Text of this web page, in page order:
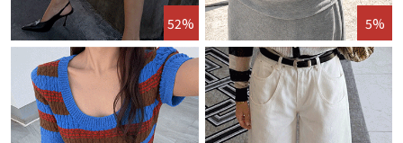
52% 5%